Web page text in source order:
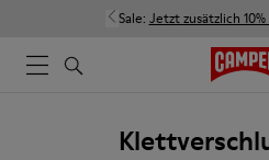
Sale: Jetzt zusätzlich